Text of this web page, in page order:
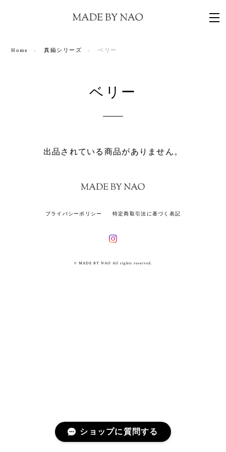
Home 真鍮シリーズ ベリー
ベリー
出品されている商品がありません。
プライバシーポリシー 特定商取引法に基づく表記
© MADE BY NAO All rights reserved.
ショップに質問する